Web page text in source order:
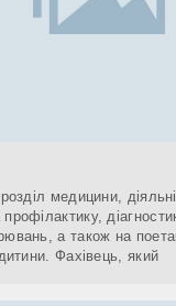
медицини,
а також на
Фахівець, який